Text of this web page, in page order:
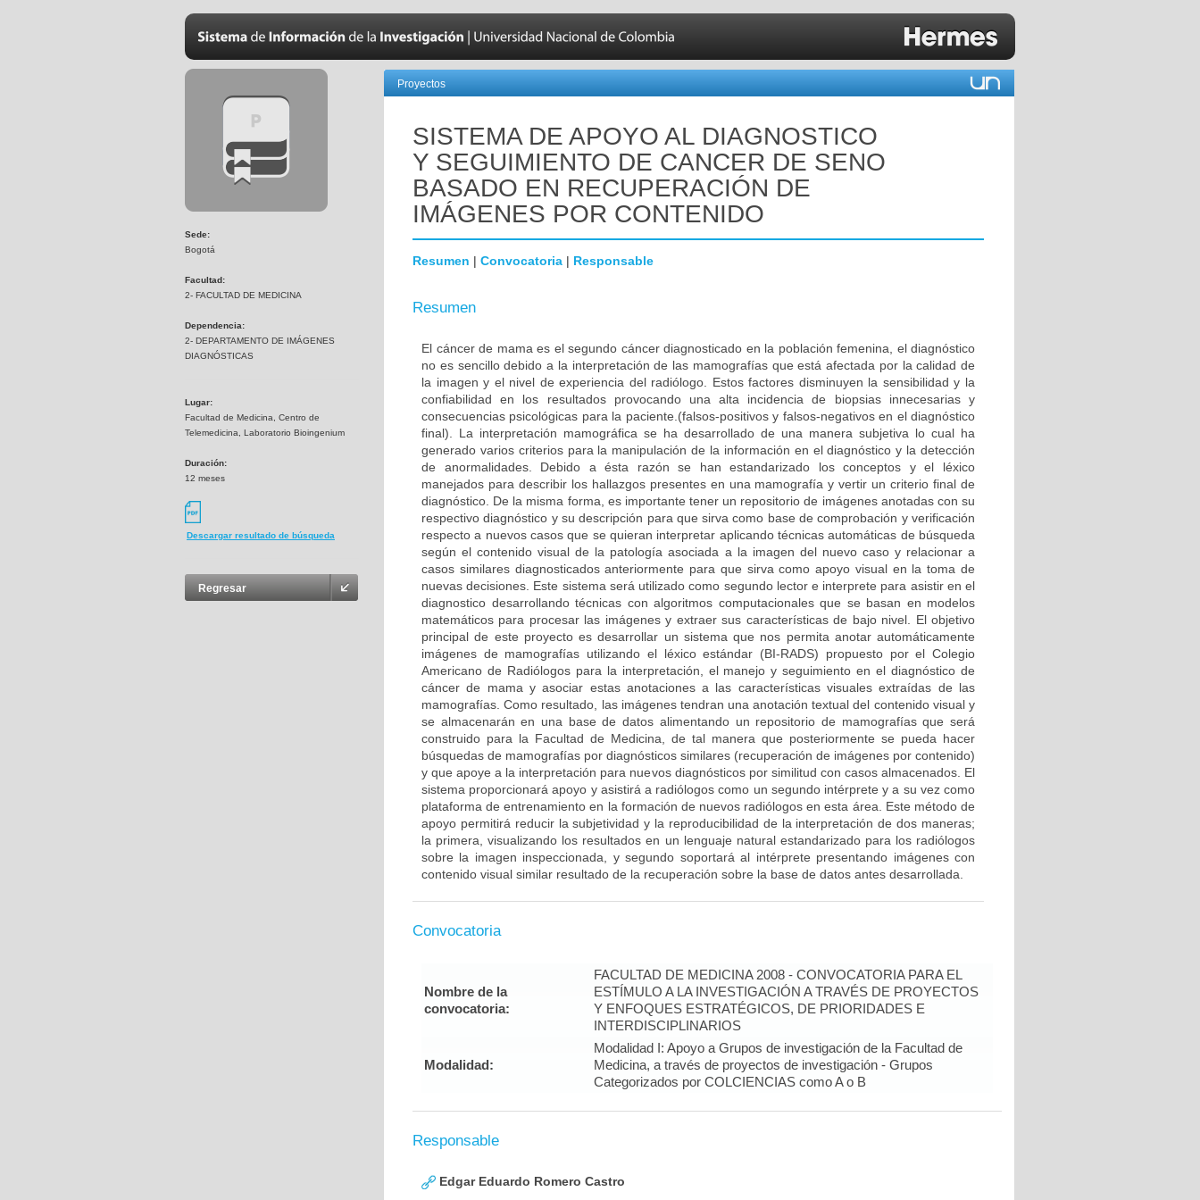
Sede:
Bogotá
Facultad:
2- FACULTAD DE MEDICINA
Dependencia:
2- DEPARTAMENTO DE IMÁGENES
DIAGNÓSTICAS
Lugar:
Facultad de Medicina, Centro de
Telemedicina, Laboratorio Bioingenium
Duración:
12 meses
Descargar resultado de búsqueda
Regresar
Proyectos
SISTEMA DE APOYO AL DIAGNOSTICO
Y SEGUIMIENTO DE CANCER DE SENO
BASADO EN RECUPERACIÓN DE
IMÁGENES POR CONTENIDO
Resumen | Convocatoria | Responsable
Resumen
El cáncer de mama es el segundo cáncer diagnosticado en la población femenina, el diagnóstico
no es sencillo debido a la interpretación de las mamografías que está afectada por la calidad de
la imagen y el nivel de experiencia del radiólogo. Estos factores disminuyen la sensibilidad y la
confiabilidad en los resultados provocando una alta incidencia de biopsias innecesarias y
consecuencias psicológicas para la paciente.(falsos-positivos y falsos-negativos en el diagnóstico
final). La interpretación mamográfica se ha desarrollado de una manera subjetiva lo cual ha
generado varios criterios para la manipulación de la información en el diagnóstico y la detección
de anormalidades. Debido a ésta razón se han estandarizado los conceptos y el léxico
manejados para describir los hallazgos presentes en una mamografía y vertir un criterio final de
diagnóstico. De la misma forma, es importante tener un repositorio de imágenes anotadas con su
respectivo diagnóstico y su descripción para que sirva como base de comprobación y verificación
respecto a nuevos casos que se quieran interpretar aplicando técnicas automáticas de búsqueda
según el contenido visual de la patología asociada a la imagen del nuevo caso y relacionar a
casos similares diagnosticados anteriormente para que sirva como apoyo visual en la toma de
nuevas decisiones. Este sistema será utilizado como segundo lector e interprete para asistir en el
diagnostico desarrollando técnicas con algoritmos computacionales que se basan en modelos
matemáticos para procesar las imágenes y extraer sus características de bajo nivel. El objetivo
principal de este proyecto es desarrollar un sistema que nos permita anotar automáticamente
imágenes de mamografías utilizando el léxico estándar (BI-RADS) propuesto por el Colegio
Americano de Radiólogos para la interpretación, el manejo y seguimiento en el diagnóstico de
cáncer de mama y asociar estas anotaciones a las características visuales extraídas de las
mamografías. Como resultado, las imágenes tendran una anotación textual del contenido visual y
se almacenarán en una base de datos alimentando un repositorio de mamografías que será
construido para la Facultad de Medicina, de tal manera que posteriormente se pueda hacer
búsquedas de mamografías por diagnósticos similares (recuperación de imágenes por contenido)
y que apoye a la interpretación para nuevos diagnósticos por similitud con casos almacenados. El
sistema proporcionará apoyo y asistirá a radiólogos como un segundo intérprete y a su vez como
plataforma de entrenamiento en la formación de nuevos radiólogos en esta área. Este método de
apoyo permitirá reducir la subjetividad y la reproducibilidad de la interpretación de dos maneras;
la primera, visualizando los resultados en un lenguaje natural estandarizado para los radiólogos
sobre la imagen inspeccionada, y segundo soportará al intérprete presentando imágenes con
contenido visual similar resultado de la recuperación sobre la base de datos antes desarrollada.
Convocatoria
Nombre de la
convocatoria:
FACULTAD DE MEDICINA 2008 - CONVOCATORIA PARA EL
ESTÍMULO A LA INVESTIGACIÓN A TRAVÉS DE PROYECTOS
Y ENFOQUES ESTRATÉGICOS, DE PRIORIDADES E
INTERDISCIPLINARIOS
Modalidad:
Modalidad I: Apoyo a Grupos de investigación de la Facultad de
Medicina, a través de proyectos de investigación - Grupos
Categorizados por COLCIENCIAS como A o B
Responsable
Edgar Eduardo Romero Castro